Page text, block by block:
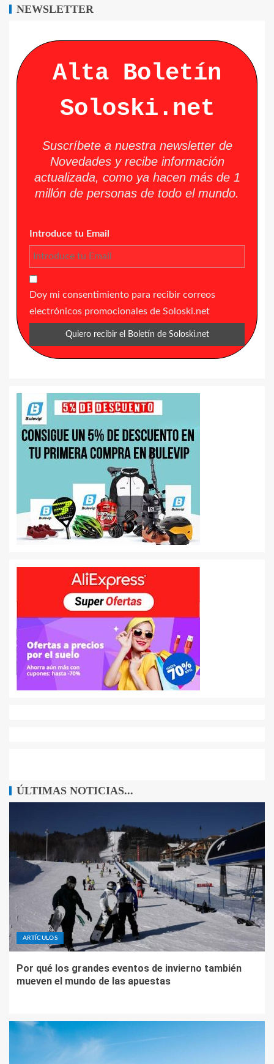
NEWSLETTER
Alta Boletín
Soloski.net
Suscríbete a nuestra newsletter de
Novedades y recibe información
actualizada, como ya hacen más de 1
millón de personas de todo el mundo.
Introduce tu Email
Doy mi consentimiento para recibir correos
electrónicos promocionales de Soloski.net
ÚLTIMAS NOTICIAS...
ARTÍCULOS
Por qué los grandes eventos de invierno también
mueven el mundo de las apuestas